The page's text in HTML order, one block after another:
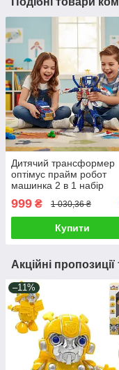
Дитячий трансформер
оптімус прайм робот
машинка 2 в 1 набір
фігурка героя автобота
зброя
999 ₴ 1 030,36 ₴
Купити
Акційні
–11%